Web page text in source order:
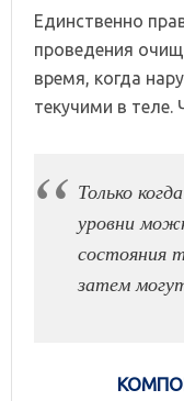
Единственно
проведения
время, когда
текучими в теле.
Только
уровни
состояния
затем